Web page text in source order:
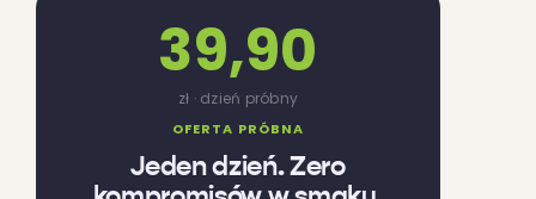
OFERTA PRÓBNA
Jeden dzień. Zero
39,90
zł · dzień próbny